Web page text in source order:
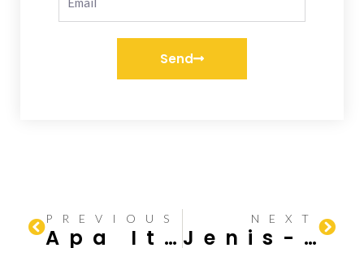
Send
PREVIOUS
Apa Itu Pasir Laut Serta Manfaatnya Sebagai Bahan Bangunan
NEXT
Jenis-Jenis Jasa Konstruksi